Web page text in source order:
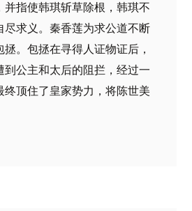
并指使韩琪斩草除根，韩琪不
尽求义。秦香莲为求公道不断
。包拯在寻得人证物证后，
到公主和太后的阻拦，经过一
终顶住了皇家势力，将陈世美